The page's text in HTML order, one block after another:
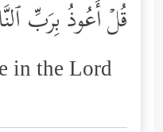
قُلۡ أَعُوذُ بِرَبِّ
in the Lord